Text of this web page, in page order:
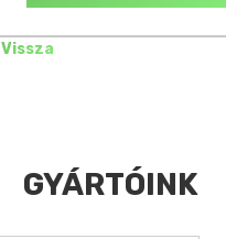
Vissza
GYÁRTÓINK